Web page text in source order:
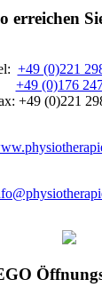
erreichen
+49 (0)221
+49 (0)176
+49 (0)221